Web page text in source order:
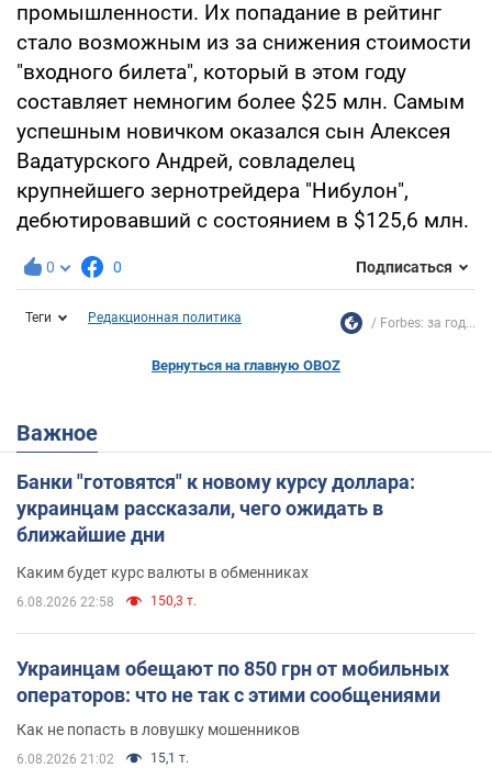
промышленности. Их попадание в рейтинг
стало возможным из за снижения стоимости
"входного билета", который в этом году
составляет немногим более $25 млн. Самым
успешным новичком оказался сын Алексея
Вадатурского Андрей, совладелец
крупнейшего зернотрейдера "Нибулон",
дебютировавший с состоянием в $125,6 млн.
0 0 Подписаться
Теги Редакционная политика Forbes: за год...
Вернуться на главную OBOZ
Важное
Банки "готовятся" к новому курсу доллара:
украинцам рассказали, чего ожидать в
ближайшие дни
Каким будет курс валюты в обменниках
6.08.2026 22:58 150,3 т.
Украинцам обещают по 850 грн от мобильных
операторов: что не так с этими сообщениями
Как не попасть в ловушку мошенников
6.08.2026 21:02 15,1 т.